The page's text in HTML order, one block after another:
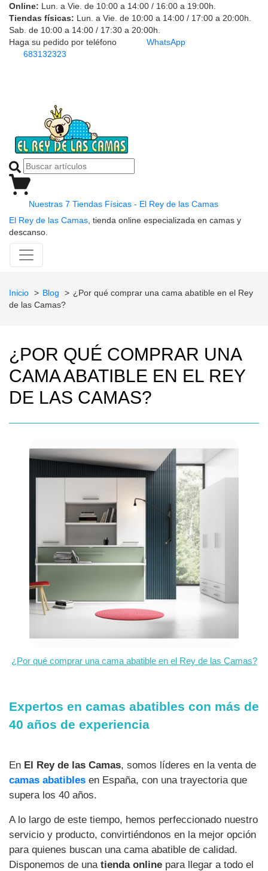
Online: Lun. a Vie. de 10:00 a 14:00 / 16:00 a 19:00h.
Tiendas físicas: Lun. a Vie. de 10:00 a 14:00 / 17:00 a 20:00h.
Sab. de 10:00 a 14:00 / 17:30 a 20:00h.
Haga su pedido por teléfono
683132323
WhatsApp
Nuestras 7 Tiendas Físicas - El Rey de las Camas
El Rey de las Camas , tienda online especializada en camas y
descanso.
Inicio Blog
¿Por qué comprar una cama abatible en el Rey
de las Camas?
¿POR QUÉ COMPRAR UNA
CAMA ABATIBLE EN EL REY
DE LAS CAMAS?
¿Por qué comprar una cama abatible en el Rey de las Camas?
Expertos en camas abatibles con más de
40 años de experiencia
En El Rey de las Camas, somos líderes en la venta de
camas abatibles en España, con una trayectoria que
supera los 40 años.
A lo largo de este tiempo, hemos perfeccionado nuestro
servicio y producto, convirtiéndonos en la mejor opción
para quienes buscan una cama abatible de calidad.
Disponemos de una tienda online para llegar a todo el